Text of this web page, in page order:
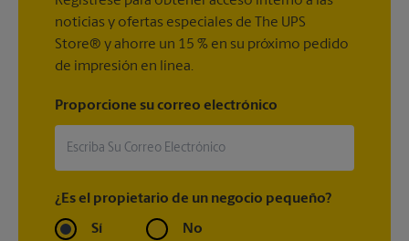
noticias y ofertas especiales de The UPS
Store® y ahorre un 15 % en su próximo pedido
de impresión en línea.
Proporcione su correo electrónico
¿Es el propietario de un negocio pequeño?
Sí No